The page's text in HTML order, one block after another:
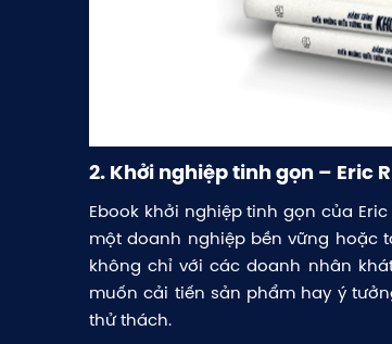
2. Khởi nghiệp tinh gọn – Eric
Ebook khởi nghiệp tinh gọn của
một doanh nghiệp bền vững hoặc
không chỉ với các doanh nhân
muốn cải tiến sản phẩm hay ý
thử thách.